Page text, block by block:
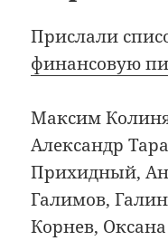
Прислали
финансовую
Максим
Александр
Прихидный,
Галимов,
Корнев,